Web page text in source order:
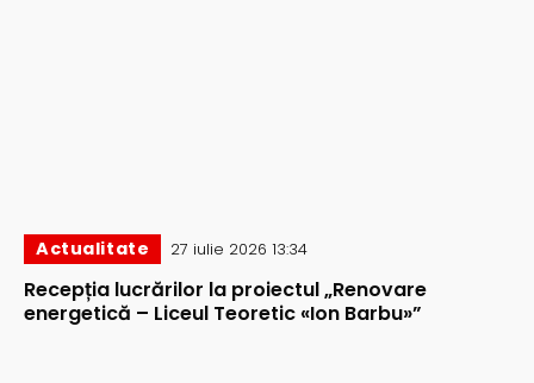
Actualitate 27 iulie 2026 13:34
Recepția lucrărilor la proiectul „Renovare
energetică – Liceul Teoretic «Ion Barbu»”